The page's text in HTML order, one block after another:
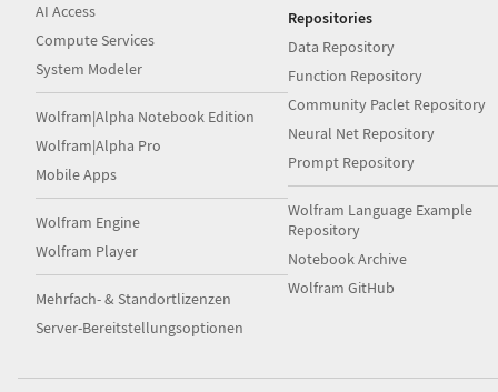
AI Access
Compute Services
System Modeler
Wolfram|Alpha Notebook Edition
Wolfram|Alpha Pro
Mobile Apps
Wolfram Engine
Wolfram Player
Mehrfach- & Standortlizenzen
Server-Bereitstellungsoptionen
Repositories
Data Repository
Function Repository
Community Paclet Repository
Neural Net Repository
Prompt Repository
Wolfram Language Example
Repository
Notebook Archive
Wolfram GitHub